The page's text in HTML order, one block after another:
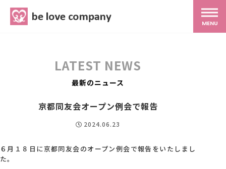
MENU
MG研修
LATEST NEWS
最新のニュース
京都同友会オープン例会で報告
2024.06.23
６月１８日に京都同友会のオープン例会で報告をいたしまし
た。